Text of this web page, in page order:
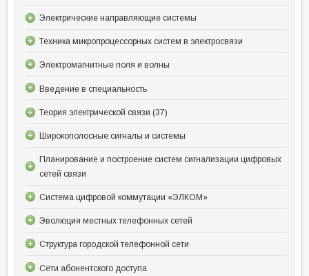
Электрические направляющие системы
Техника микропроцессорных систем в электросвязи
Электромагнитные поля и волны
Введение в специальность
Теория электрической связи (37)
Широкополосные сигналы и системы
Планирование и построение систем сигнализации цифровых
сетей связи
Система цифровой коммутации «ЭЛКОМ»
Эволюция местных телефонных сетей
Структура городской телефонной сети
Сети абонентского доступа